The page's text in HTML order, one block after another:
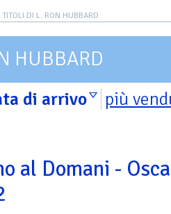
TITOLI DI L. RON HUBBARD
HUBBARD
di arrivo più
al Domani -